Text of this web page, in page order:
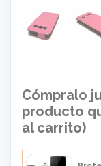
Cómpralo
producto
al carrito)